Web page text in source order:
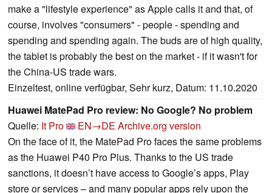
make a "lifestyle experience" as Apple calls it and that, of
course, involves "consumers" - people - spending and
spending and spending again. The buds are of high quality,
the tablet is probably the best on the market - if it wasn't for
the China-US trade wars.
Einzeltest, online verfügbar, Sehr kurz, Datum: 11.10.2020
Huawei MatePad Pro review: No Google? No problem
Quelle: It Pro EN→DE Archive.org version
On the face of it, the MatePad Pro faces the same problems
as the Huawei P40 Pro Plus. Thanks to the US trade
sanctions, it doesn’t have access to Google’s apps, Play
store or services – and many popular apps rely upon the